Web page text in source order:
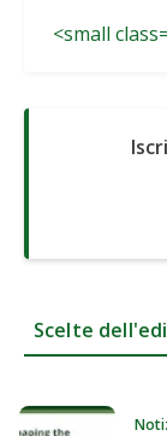
<small
Scelte